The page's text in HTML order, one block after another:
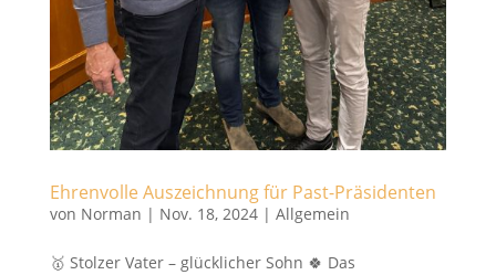
Ehrenvolle Auszeichnung für Past-Präsidenten
von Norman | Nov. 18, 2024| Allgemein
🥇 Stolzer Vater – glücklicher Sohn 🍀 Das